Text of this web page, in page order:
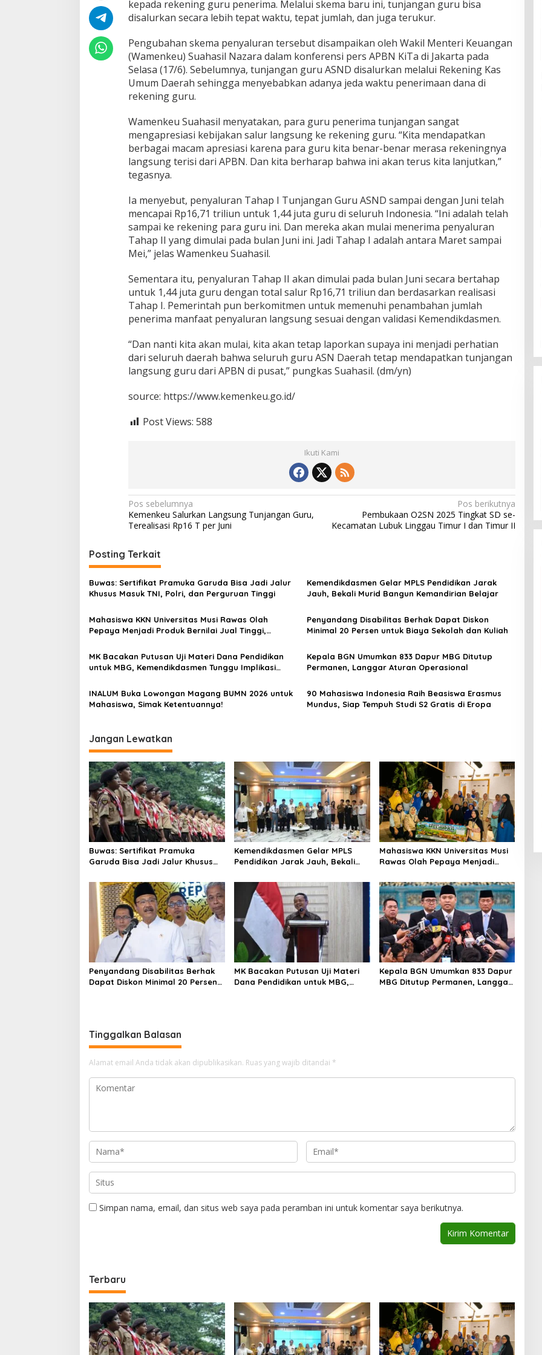
P
B
N
kepada rekening guru penerima. Melalui skema baru ini, tunjangan guru bisa
disalurkan secara lebih tepat waktu, tepat jumlah, dan juga terukur.
Pengubahan skema penyaluran tersebut disampaikan oleh Wakil Menteri Keuangan
(Wamenkeu) Suahasil Nazara dalam konferensi pers APBN KiTa di Jakarta pada
Selasa (17/6). Sebelumnya, tunjangan guru ASND disalurkan melalui Rekening Kas
Umum Daerah sehingga menyebabkan adanya jeda waktu penerimaan dana di
rekening guru.
Wamenkeu Suahasil menyatakan, para guru penerima tunjangan sangat
mengapresiasi kebijakan salur langsung ke rekening guru. “Kita mendapatkan
berbagai macam apresiasi karena para guru kita benar-benar merasa rekeningnya
langsung terisi dari APBN. Dan kita berharap bahwa ini akan terus kita lanjutkan,”
tegasnya.
Ia menyebut, penyaluran Tahap I Tunjangan Guru ASND sampai dengan Juni telah
mencapai Rp16,71 triliun untuk 1,44 juta guru di seluruh Indonesia. “Ini adalah telah
sampai ke rekening para guru ini. Dan mereka akan mulai menerima penyaluran
Tahap II yang dimulai pada bulan Juni ini. Jadi Tahap I adalah antara Maret sampai
Mei,” jelas Wamenkeu Suahasil.
Sementara itu, penyaluran Tahap II akan dimulai pada bulan Juni secara bertahap
untuk 1,44 juta guru dengan total salur Rp16,71 triliun dan berdasarkan realisasi
Tahap I. Pemerintah pun berkomitmen untuk memenuhi penambahan jumlah
penerima manfaat penyaluran langsung sesuai dengan validasi Kemendikdasmen.
“Dan nanti kita akan mulai, kita akan tetap laporkan supaya ini menjadi perhatian
dari seluruh daerah bahwa seluruh guru ASN Daerah tetap mendapatkan tunjangan
langsung guru dari APBN di pusat,” pungkas Suahasil. (dm/yn)
source: https://www.kemenkeu.go.id/
Post Views: 588
Ikuti Kami
N
a
i
g
a
i
p
o
s
Pos sebelumnya
Kemenkeu Salurkan Langsung Tunjangan Guru,
Terealisasi Rp16 T per Juni
Pos berikutnya
Pembukaan O2SN 2025 Tingkat SD se-
Kecamatan Lubuk Linggau Timur I dan Timur II
Posting Terkait
Buwas: Sertifikat Pramuka Garuda Bisa Jadi Jalur
Khusus Masuk TNI, Polri, dan Perguruan Tinggi
Kemendikdasmen Gelar MPLS Pendidikan Jarak
Jauh, Bekali Murid Bangun Kemandirian Belajar
Mahasiswa KKN Universitas Musi Rawas Olah
Pepaya Menjadi Produk Bernilai Jual Tinggi,
Penyandang Disabilitas Berhak Dapat Diskon
Minimal 20 Persen untuk Biaya Sekolah dan Kuliah
MK Bacakan Putusan Uji Materi Dana Pendidikan
untuk MBG, Kemendikdasmen Tunggu Implikasi
Kepala BGN Umumkan 833 Dapur MBG Ditutup
Permanen, Langgar Aturan Operasional
INALUM Buka Lowongan Magang BUMN 2026 untuk
Mahasiswa, Simak Ketentuannya!
90 Mahasiswa Indonesia Raih Beasiswa Erasmus
Mundus, Siap Tempuh Studi S2 Gratis di Eropa
Jangan Lewatkan
Buwas: Sertifikat Pramuka
Garuda Bisa Jadi Jalur Khusus
Tinggi
Kemendikdasmen Gelar MPLS
Pendidikan Jarak Jauh, Bekali
Belajar
Mahasiswa KKN Universitas Musi
Rawas Olah Pepaya Menjadi
Dorong UMKM Desa Air Satan
Penyandang Disabilitas Berhak
Dapat Diskon Minimal 20 Persen
MK Bacakan Putusan Uji Materi
Dana Pendidikan untuk MBG,
Kepala BGN Umumkan 833 Dapur
MBG Ditutup Permanen, Langgar
Tinggalkan Balasan
Alamat email Anda tidak akan dipublikasikan. Ruas yang wajib ditandai *
Simpan nama, email, dan situs web saya pada peramban ini untuk komentar saya berikutnya.
Terbaru